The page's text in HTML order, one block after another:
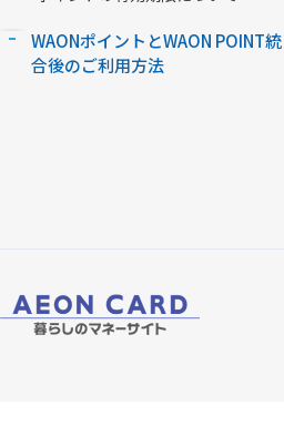
WAONポイントとWAON POINT統
合後のご利用方法